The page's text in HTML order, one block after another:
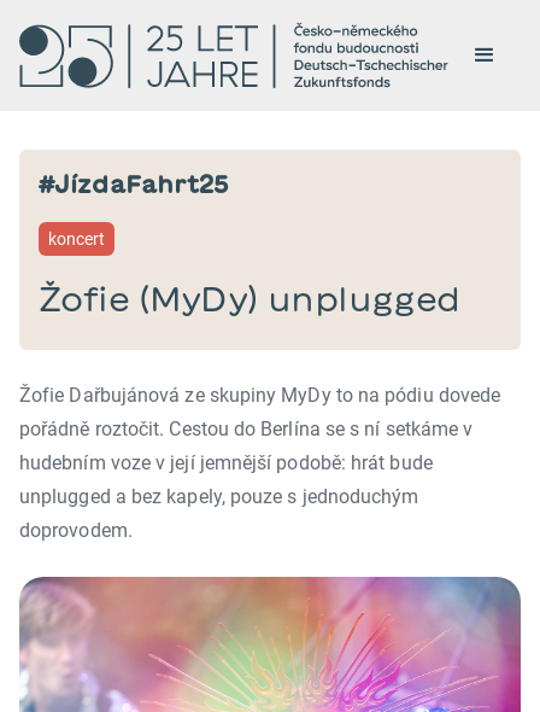
#JízdaFahrt25
koncert
Žofie (MyDy) unplugged
Žofie Dařbujánová ze skupiny MyDy to na pódiu dovede
pořádně roztočit. Cestou do Berlína se s ní setkáme v
hudebním voze v její jemnější podobě: hrát bude
unplugged a bez kapely, pouze s jednoduchým
doprovodem.